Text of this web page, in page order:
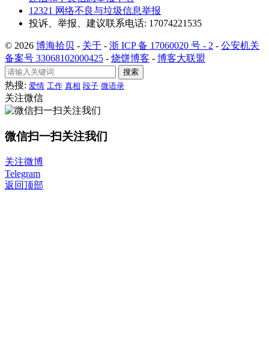
12321 网络不良与垃圾信息举报
投诉、举报、建议联系电话: 17074221535
© 2026 博海拾贝 - 关于 - 浙 ICP 备 17060020 号 - 2 - 公安机关
备案号 33068102000425 - 烧饼博客 - 博客大联盟
搜索
热搜: 爱情 工作 真相 段子 微语录
关注微信
微信扫一扫关注我们
关注微博
Telegram
返回顶部